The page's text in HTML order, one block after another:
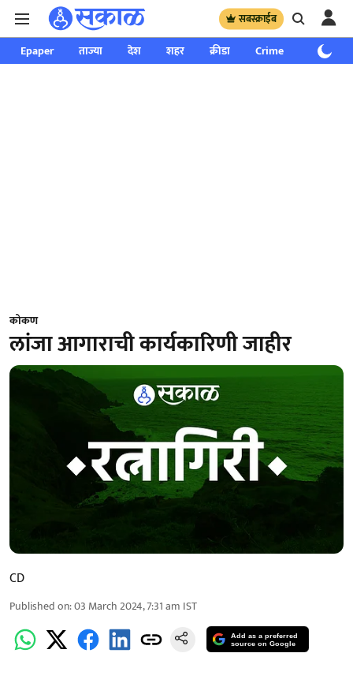
सबस्क्राईब
Epaper ताज्या देश शहर क्रीडा Crime साप्ताहिक
कोकण
लांजा आगाराची कार्यकारिणी जाहीर
CD
Published on:03 March 2024, 7:31 am IST
Add as a preferred
source on Google